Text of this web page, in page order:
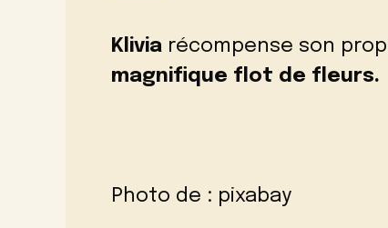
Klivia récompense son
magnifique flot de fleurs.
Photo de : pixabay